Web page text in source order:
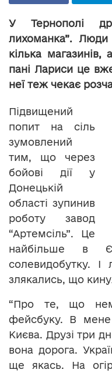
У Тернополі
лихоманка”. Люди
кілька
пані Лариси це
неї теж чекає
Підвищений
попит на сіль
зумовлений
тим, що через
бойові дії у
Донецькій
області зупинив
роботу завод
“Артемсіль”. Це
найбільше в
солевидобутку. І
злякались, що
“Про те, що
фейсбуку. В
Києва. Друзі три
вона дорога.
ще якась. На